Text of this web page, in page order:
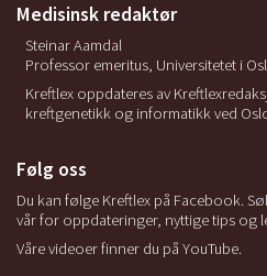
Medisinsk redaktør
Steinar Aamdal
Professor emeritus, Universitetet i
Kreftlex oppdateres av
kreftgenetikk og informatikk ved
Følg oss
Du kan følge Kreftlex på Facebook.
vår for oppdateringer, nyttige tips og
Våre videoer finner du på YouTube.